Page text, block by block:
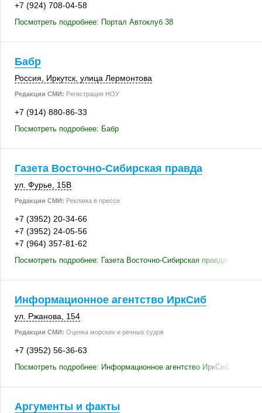
+7 (924) 708-04-58
Посмотреть подробнее: Портал Автоклуб 38
Бабр
Россия Иркутск улица Лермонтова
Редакции СМИ: Регистрация НОУ
+7 (914) 880-86-33
Посмотреть подробнее: Бабр
Газета Восточно-Сибирская правда
ул. Фурье 15В
Редакции СМИ: Реклама в прессе
+7 (3952) 20-34-66
+7 (3952) 24-05-56
+7 (964) 357-81-62
Посмотреть подробнее: Газета Восточно-Сибирская правда
Информационное агентство ИркСиб
ул. Ржанова 154
Редакции СМИ: Оценка морских и речных судов
+7 (3952) 56-36-63
Посмотреть подробнее: Информационное агентство ИркСиб
Аргументы и факты